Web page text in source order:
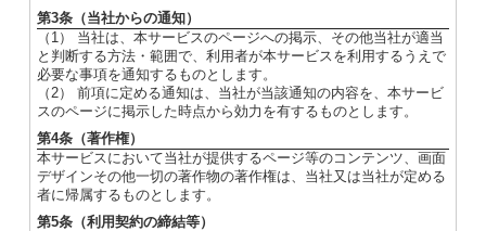
第3条（当社からの通知）
（1） 当社は、本サービスのページへの掲示、その他当社が適当
と判断する方法・範囲で、利用者が本サービスを利用するうえで
必要な事項を通知するものとします。
（2） 前項に定める通知は、当社が当該通知の内容を、本サービ
スのページに掲示した時点から効力を有するものとします。
第4条（著作権）
本サービスにおいて当社が提供するページ等のコンテンツ、画面
デザインその他一切の著作物の著作権は、当社又は当社が定める
者に帰属するものとします。
第5条（利用契約の締結等）